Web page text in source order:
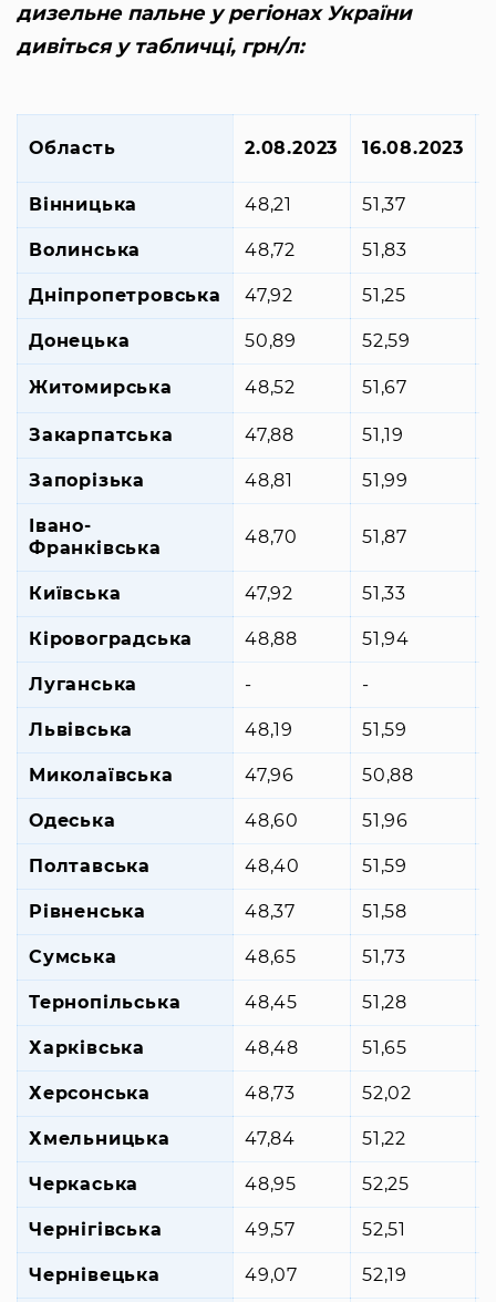
дизельне пальне у регіонах України
дивіться у табличці, грн/л:
Область 2.08.2023 16.08.2023
Вінницька 48,21 51,37
Волинська 48,72 51,83
Дніпропетровська 47,92 51,25
Донецька 50,89 52,59
Житомирська 48,52 51,67
Закарпатська 47,88 51,19
Запорізька 48,81 51,99
Івано-
Франківська
48,70 51,87
Київська 47,92 51,33
Кіровоградська 48,88 51,94
Луганська - -
Львівська 48,19 51,59
Миколаївська 47,96 50,88
Одеська 48,60 51,96
Полтавська 48,40 51,59
Рівненська 48,37 51,58
Сумська 48,65 51,73
Тернопільська 48,45 51,28
Харківська 48,48 51,65
Херсонська 48,73 52,02
Хмельницька 47,84 51,22
Черкаська 48,95 52,25
Чернігівська 49,57 52,51
Чернівецька 49,07 52,19